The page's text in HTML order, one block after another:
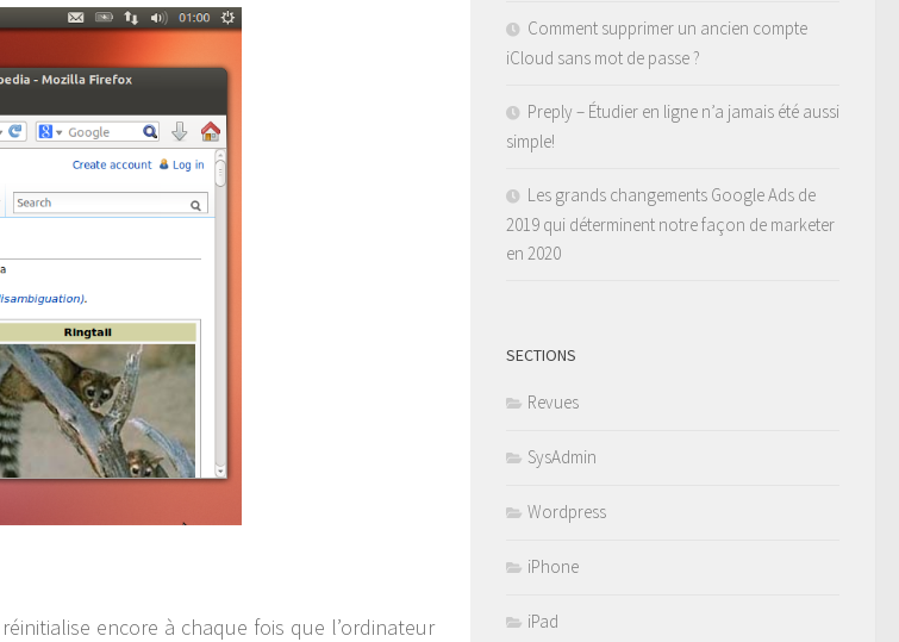
encore à chaque fois que l’ordinateur
Comment supprimer un ancien compte
iCloud sans mot de passe ?
Preply – Étudier en ligne n’a jamais été aussi
simple!
Les grands changements Google Ads de
2019 qui déterminent notre façon de marketer
en 2020
SECTIONS
Revues
SysAdmin
Wordpress
iPhone
iPad